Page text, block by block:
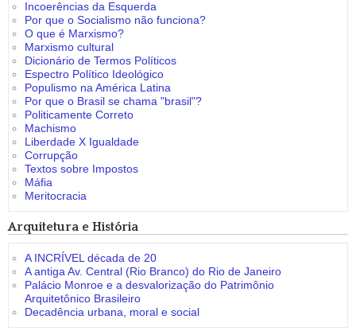
Incoerências da Esquerda
Por que o Socialismo não funciona?
O que é Marxismo?
Marxismo cultural
Dicionário de Termos Políticos
Espectro Político Ideológico
Populismo na América Latina
Por que o Brasil se chama "brasil"?
Politicamente Correto
Machismo
Liberdade X Igualdade
Corrupção
Textos sobre Impostos
Máfia
Meritocracia
Arquitetura e História
A INCRÍVEL década de 20
A antiga Av. Central (Rio Branco) do Rio de Janeiro
Palácio Monroe e a desvalorização do Patrimônio
Arquitetônico Brasileiro
Decadência urbana, moral e social